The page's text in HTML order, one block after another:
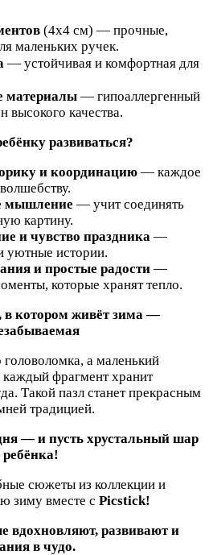
(4x4 см) — прочные,
маленьких ручек.
— устойчивая и комфортная для
материалы — гипоаллергенный
высокого качества.
развиваться?
и координацию — каждое
мышление — учит соединять
картину.
и чувство праздника —
уютные истории.
и простые радости —
которые хранят тепло.
в котором живёт зима —
а маленький
фрагмент хранит
Такой пазл станет прекрасным
традицией.
— и пусть хрустальный шар
сюжеты из коллекции и
зиму вместе с Picstick!
вдохновляют, развивают и
в чудо.